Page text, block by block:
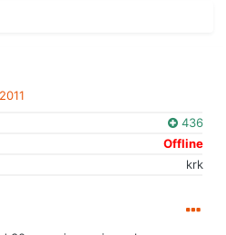
436
Offline
krk